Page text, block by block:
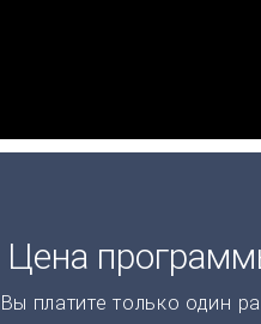
Цена
Вы платите только один